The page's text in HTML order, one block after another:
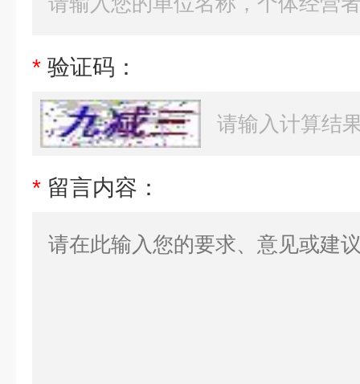
* 验证码：
* 留言内容：